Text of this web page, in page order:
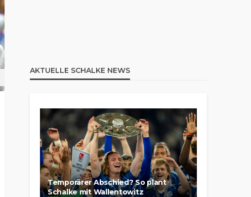
AKTUELLE SCHALKE NEWS
Temporärer Abschied? So plant
Schalke mit Wallentowitz